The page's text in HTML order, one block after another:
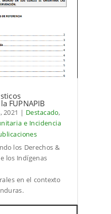
FUPNAPIB
2021 | Destacado,
e Incidencia
los Derechos &
los Indígenas
en el contexto